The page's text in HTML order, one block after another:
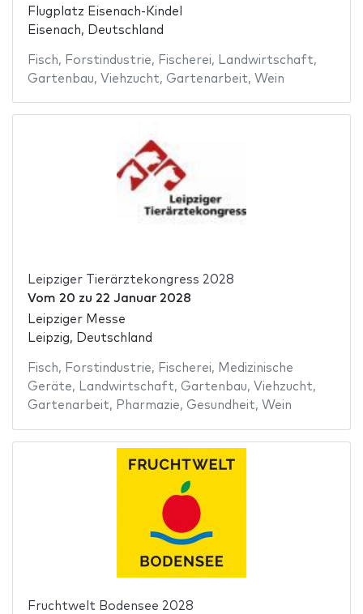
Flugplatz Eisenach-Kindel
Eisenach, Deutschland
Fisch, Forstindustrie, Fischerei, Landwirtschaft,
Gartenbau, Viehzucht, Gartenarbeit, Wein
Leipziger Tierärztekongress 2028
Vom 20 zu 22 Januar 2028
Leipziger Messe
Leipzig, Deutschland
Fisch, Forstindustrie, Fischerei, Medizinische
Geräte, Landwirtschaft, Gartenbau, Viehzucht,
Gartenarbeit, Pharmazie, Gesundheit, Wein
Fruchtwelt Bodensee 2028